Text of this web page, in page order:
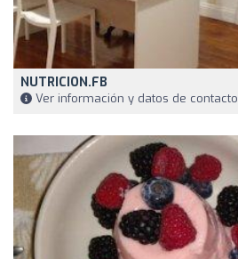
NUTRICION.FB
Ver información y datos de contacto